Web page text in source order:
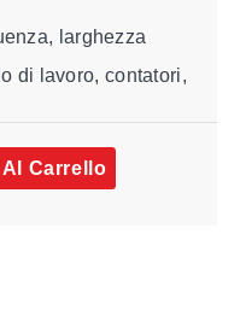
larghezza
di lavoro, contatori,
Carrello